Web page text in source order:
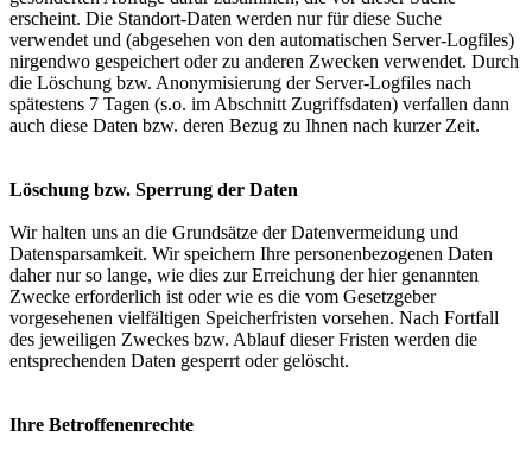
erscheint. Die Standort-Daten werden nur für diese Suche
verwendet und (abgesehen von den automatischen Server-Logfiles)
nirgendwo gespeichert oder zu anderen Zwecken verwendet. Durch
die Löschung bzw. Anonymisierung der Server-Logfiles nach
spätestens 7 Tagen (s.o. im Abschnitt Zugriffsdaten) verfallen dann
auch diese Daten bzw. deren Bezug zu Ihnen nach kurzer Zeit.
Löschung bzw. Sperrung der Daten
Wir halten uns an die Grundsätze der Datenvermeidung und
Datensparsamkeit. Wir speichern Ihre personenbezogenen Daten
daher nur so lange, wie dies zur Erreichung der hier genannten
Zwecke erforderlich ist oder wie es die vom Gesetzgeber
vorgesehenen vielfältigen Speicherfristen vorsehen. Nach Fortfall
des jeweiligen Zweckes bzw. Ablauf dieser Fristen werden die
entsprechenden Daten gesperrt oder gelöscht.
Ihre Betroffenenrechte